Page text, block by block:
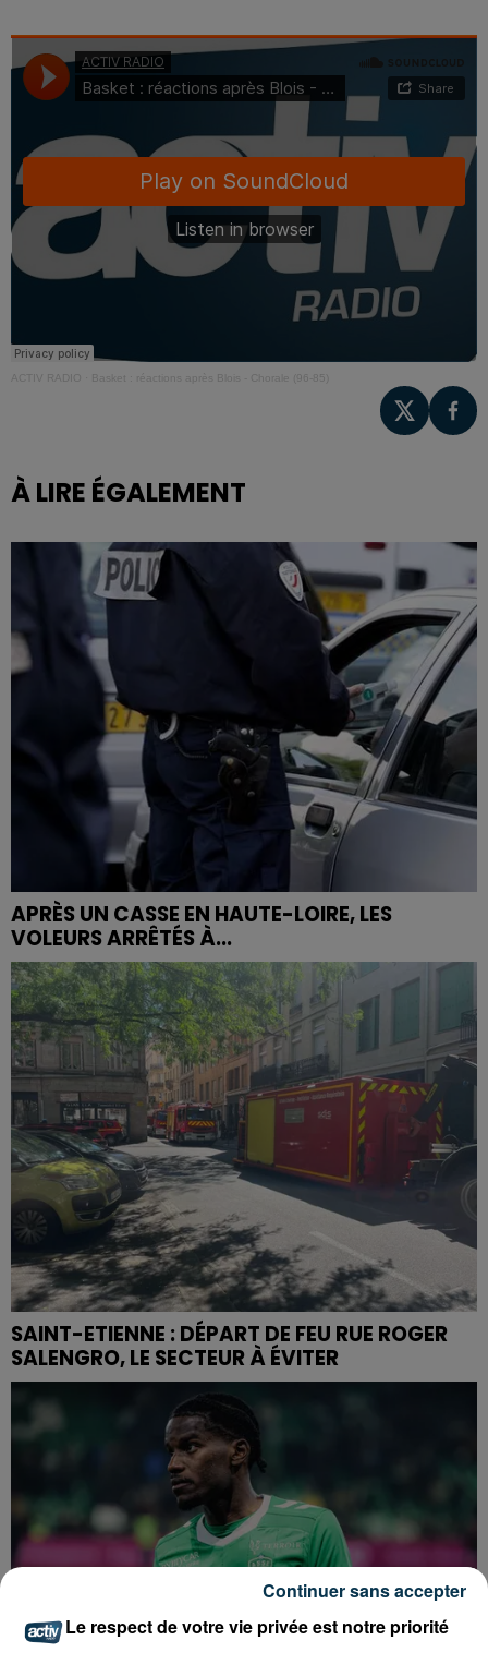
ACTIV RADIO Basket : réactions après Blois - Chorale (96-85)
À LIRE ÉGALEMENT
APRÈS UN CASSE EN HAUTE-LOIRE, LES
VOLEURS ARRÊTÉS À...
SAINT-ETIENNE : DÉPART DE FEU RUE ROGER
SALENGRO, LE SECTEUR À ÉVITER
Le respect de votre vie privée est notre priorité
Continuer sans accepter